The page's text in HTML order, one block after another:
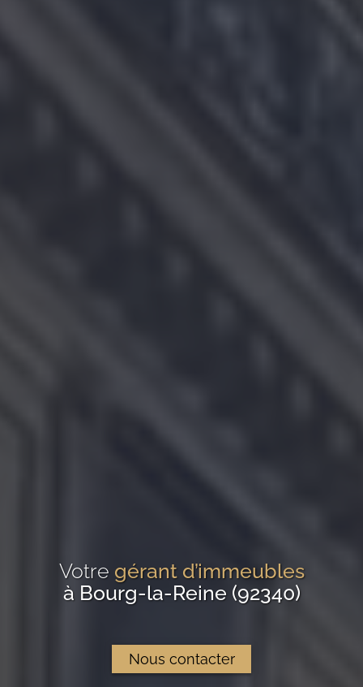
Votre gérant d’immeubles
à Bourg-la-Reine (92340)
Nous contacter